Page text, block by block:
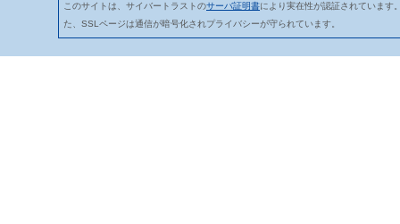
このサイトは、サイバートラストのサーバ証明書により実在性が認証されています
た、SSLページは通信が暗号化されプライバシーが守られています。